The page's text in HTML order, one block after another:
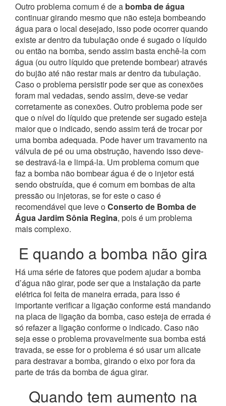
Outro problema comum é de a bomba de água
continuar girando mesmo que não esteja bombeando
água para o local desejado, isso pode ocorrer quando
existe ar dentro da tubulação onde é sugado o líquido
ou então na bomba, sendo assim basta enchê-la com
água (ou outro líquido que pretende bombear) através
do bujão até não restar mais ar dentro da tubulação.
Caso o problema persistir pode ser que as conexões
foram mal vedadas, sendo assim, deve-se vedar
corretamente as conexões. Outro problema pode ser
que o nível do líquido que pretende ser sugado esteja
maior que o indicado, sendo assim terá de trocar por
uma bomba adequada. Pode haver um travamento na
válvula de pé ou uma obstrução, havendo isso deve-
se destravá-la e limpá-la. Um problema comum que
faz a bomba não bombear água é de o injetor está
sendo obstruída, que é comum em bombas de alta
pressão ou injetoras, se for este o caso é
recomendável que leve oConserto de Bomba de
Água Jardim Sônia Regina, pois é um problema
mais complexo.
E quando a bomba não gira
Há uma série de fatores que podem ajudar a bomba
d’água não girar, pode ser que a instalação da parte
elétrica foi feita de maneira errada, para isso é
importante verificar a ligação conforme está mandando
na placa de ligação da bomba, caso esteja de errada é
só refazer a ligação conforme o indicado. Caso não
seja esse o problema provavelmente sua bomba está
travada, se esse for o problema é só usar um alicate
para destravar a bomba, girando o eixo por fora da
parte de trás da bomba de água girar.
Quando tem aumento na